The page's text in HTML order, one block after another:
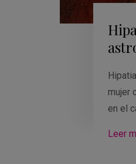
mujer
en el
Leer